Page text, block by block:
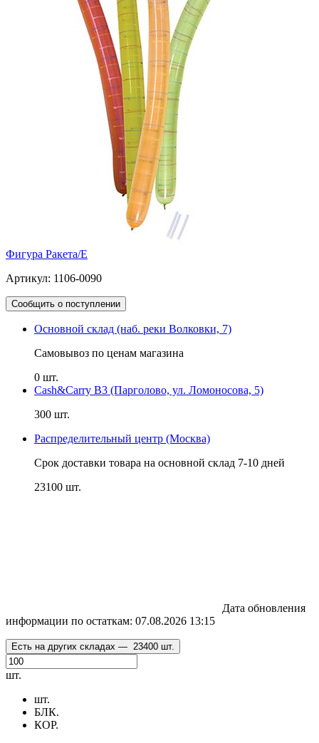
Фигура Ракета/E
Артикул: 1106-0090
Сообщить о поступлении
Основной склад (наб. реки Волковки, 7)
Самовывоз по ценам магазина
0 шт.
Cash&Carry B3 (Парголово, ул. Ломоносова, 5)
300 шт.
Распределительный центр (Москва)
Срок доставки товара на основной склад 7-10 дней
23100 шт.
Дата обновления
информации по остаткам: 07.08.2026 13:15
Есть на других складах — 23400 шт.
шт.
шт.
БЛК.
КОР.